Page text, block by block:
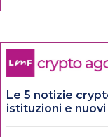
Le 5 notizie
istituzioni e